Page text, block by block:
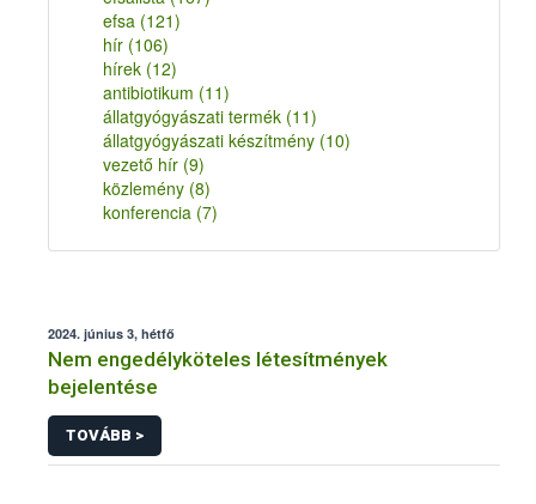
efsa (121)
hír (106)
hírek (12)
antibiotikum (11)
állatgyógyászati termék (11)
állatgyógyászati készítmény (10)
vezető hír (9)
közlemény (8)
konferencia (7)
2024. június 3, hétfő
Nem engedélyköteles létesítmények
bejelentése
TOVÁBB >